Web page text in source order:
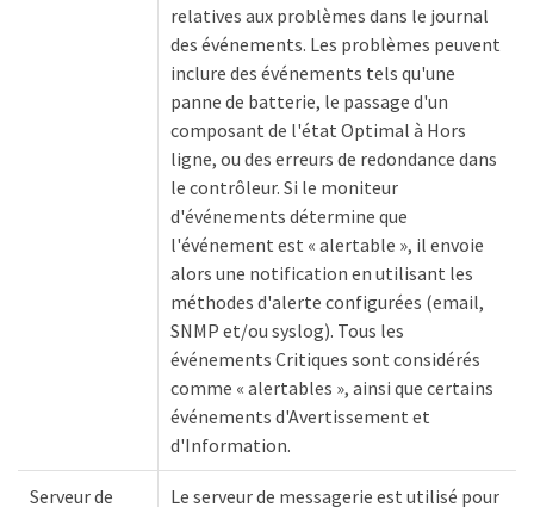
relatives aux problèmes dans le journal
des événements. Les problèmes peuvent
inclure des événements tels qu'une
panne de batterie, le passage d'un
composant de l'état Optimal à Hors
ligne, ou des erreurs de redondance dans
le contrôleur. Si le moniteur
d'événements détermine que
l'événement est « alertable », il envoie
alors une notification en utilisant les
méthodes d'alerte configurées (email,
SNMP et/ou syslog). Tous les
événements Critiques sont considérés
comme « alertables », ainsi que certains
événements d'Avertissement et
d'Information.
Serveur de
Le serveur de messagerie est utilisé pour